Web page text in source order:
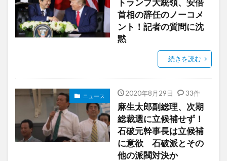
トランプ大統領、安倍
首相の辞任のノーコメ
ント！記者の質問に沈
黙
続きを読む
ニュース 2020年8月29日 33件
麻生太郎副総理、次期
総裁選に立候補せず！
石破元幹事長は立候補
に意欲 石破派とその
他の派閥対決か